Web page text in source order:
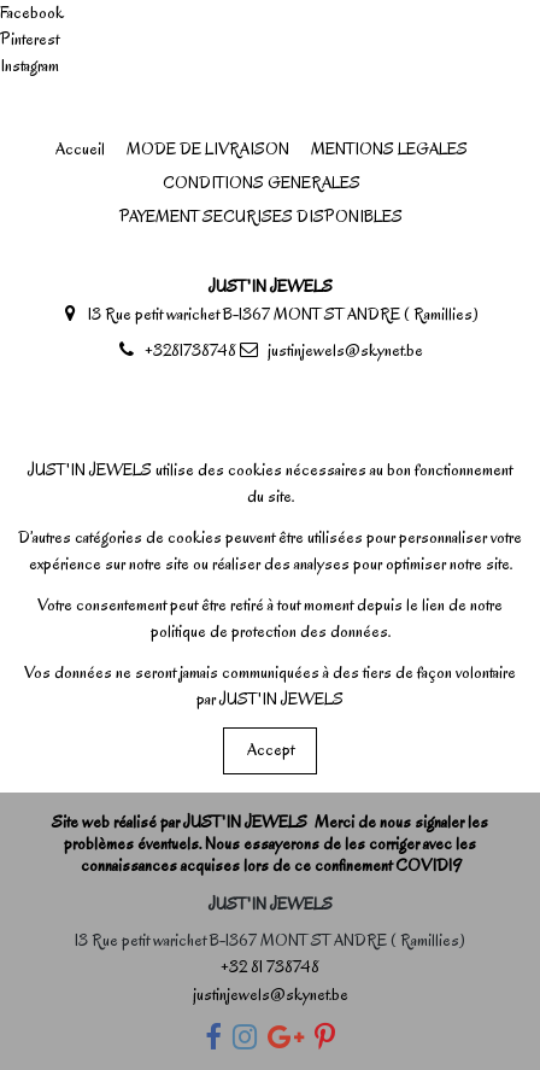
Facebook
Pinterest
Instagram
Accueil MODE DE LIVRAISON
MENTIONS LEGALES
CONDITIONS GENERALES
PAYEMENT SECURISES DISPONIBLES
JUST'IN JEWELS
13 Rue petit warichet B-1367 MONT ST ANDRE ( Ramillies)
+3281738748
justinjewels@skynet.be
JUST'IN JEWELS utilise des cookies nécessaires au bon fonctionnement
du site.
D’autres catégories de cookies peuvent être utilisées pour personnaliser votre
expérience sur notre site ou réaliser des analyses pour optimiser notre site.
Votre consentement peut être retiré à tout moment depuis le lien de notre
politique de protection des données.
Vos données ne seront jamais communiquées à des tiers de façon volontaire
par JUST'IN JEWELS
Accept
Site web réalisé par JUST'IN JEWELS Merci de nous signaler les
problèmes éventuels. Nous essayerons de les corriger avec les
connaissances acquises lors de ce confinement COVID19
JUST'IN JEWELS
13 Rue petit warichet B-1367 MONT ST ANDRE ( Ramillies)
+32 81 738748
justinjewels@skynet.be